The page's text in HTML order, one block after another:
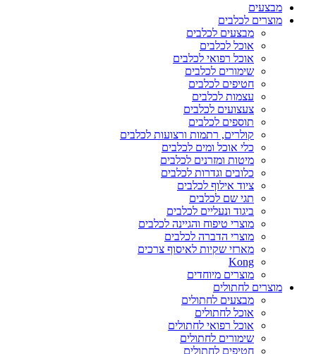
מבצעים
מוצרים לכלבים
מבצעים לכלבים
אוכל לכלבים
אוכל רפואי לכלבים
שימורים לכלבים
חטיפים לכלבים
עצמות לכלבים
צעצועים לכלבים
תוספים לכלבים
קולרים, רתמות ורצועות לכלבים
כלי אוכל ומים לכלבים
מיטות ומזרנים לכלבים
כלובים וגדרות לכלבים
ציוד אילוף לכלבים
תגי שם לכלבים
ביגוד ונעליים לכלבים
מוצרי טיפוח והגיינה לכלבים
מוצרי הדברה לכלבים
מארזי שקיות לאיסוף צרכים
Kong
מוצרים מיוחדים
מוצרים לחתולים
מבצעים לחתולים
אוכל לחתולים
אוכל רפואי לחתולים
שימורים לחתולים
חטיפים לחתולים